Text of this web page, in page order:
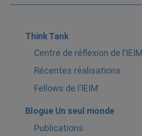
Think Tank
Centre de réflexion de l’IEIM
Récentes réalisations
Fellows de l’IEIM
Blogue Un seul monde
Publications